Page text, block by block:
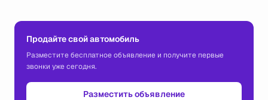
Продайте свой автомобиль
Разместите бесплатное объявление и получите первые
звонки уже сегодня.
Разместить объявление